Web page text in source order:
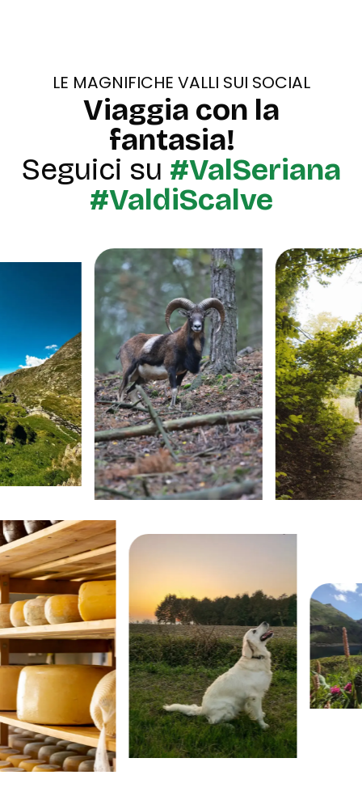
LE MAGNIFICHE VALLI SUI SOCIAL
Viaggia con la
fantasia!
Seguici su #ValSeriana
#ValdiScalve